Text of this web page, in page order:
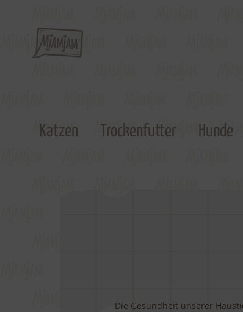
Katzen Trockenfutter Hunde
Die Gesundheit unserer